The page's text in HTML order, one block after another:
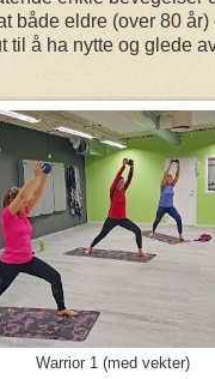
både eldre (over 80 år)
til å ha nytte og glede
Warrior 1 (med vekter)